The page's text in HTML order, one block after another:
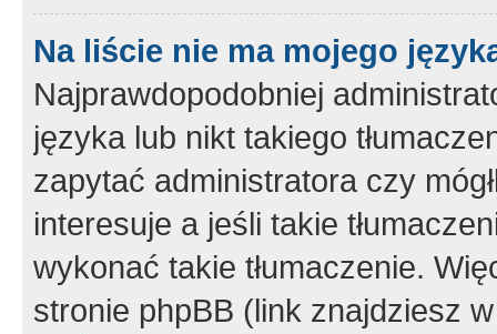
Na liście nie ma mojego
Najprawdopodobniej
języka lub nikt takiego
zapytać administratora czy
interesuje a jeśli takie
wykonać takie tłumaczenie.
stronie phpBB (link znajdziesz